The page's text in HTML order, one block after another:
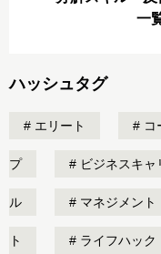
一
ハッシュタグ
エリート コ
プ ビジネスキャ
ル マネジメント
ト ライフハック